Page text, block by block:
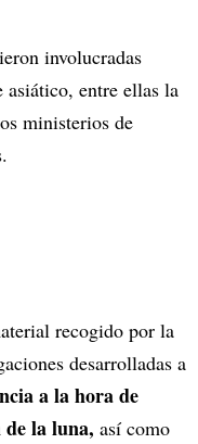
involucradas
asiático, entre ellas la
ministerios de
recogido por la
desarrolladas a
a la hora de
la luna, así como